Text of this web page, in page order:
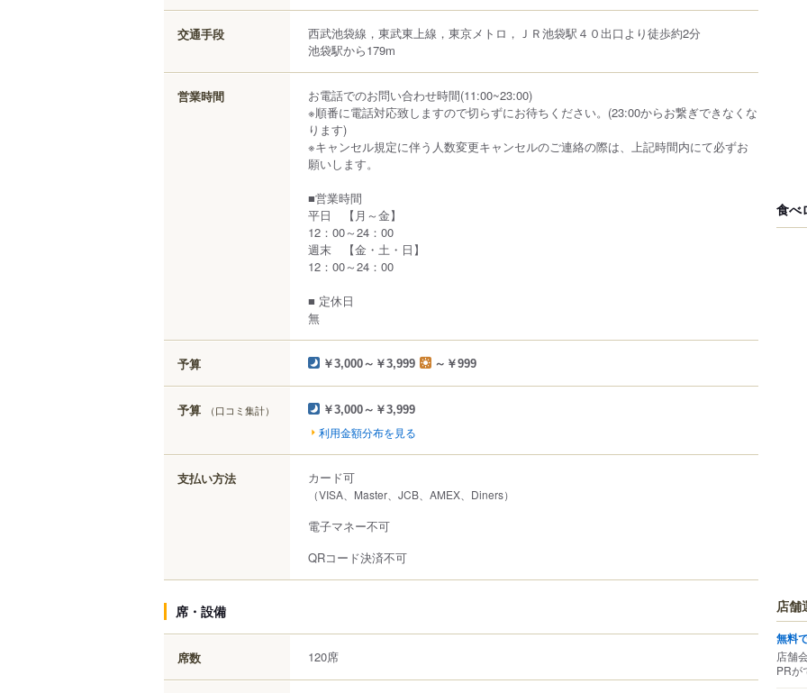
交通手段
西武池袋線，東武東上線，東京メトロ，ＪＲ池袋駅４０出口より徒歩約2分
池袋駅から179m
営業時間
お電話でのお問い合わせ時間(11:00~23:00)
※順番に電話対応致しますので切らずにお待ちください。(23:00からお繋ぎできなくな
ります)
※キャンセル規定に伴う人数変更キャンセルのご連絡の際は、上記時間内にて必ずお
願いします。
■営業時間
平日 【月～金】
12：00～24：00
週末 【金・土・日】
12：00～24：00
■ 定休日
無
予算 ￥3,000～￥3,999 ～￥999
予算 （口コミ集計） ￥3,000～￥3,999
利用金額分布を見る
支払い方法 カード可
（VISA、Master、JCB、AMEX、Diners）
電子マネー不可
QRコード決済不可
席・設備
席数 120席
食べ
店舗
無料
店舗
PRが